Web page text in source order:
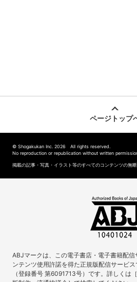
ページトップ
© Shogakukan Inc. 2026 All rights reserved.
No reproduction or republication without written
掲載の記事・写真・イラスト等のすべてのコンテンツの無断
ABJマークは、この電子書店・電子書籍配
ンテンツ使用許諾を得た正規版配信サービ
（登録番号 第6091713号）です。詳しくは